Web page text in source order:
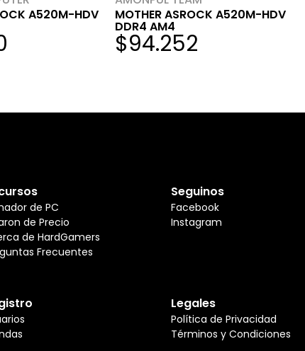
A520M-HDV
MOTHER ASROCK A520M-HDV
DDR4 AM4
$94.252
de PC
de Precio
de HardGamers
Frecuentes
Seguinos
Facebook
Instagram
Legales
Política de Privacidad
Términos y Condiciones